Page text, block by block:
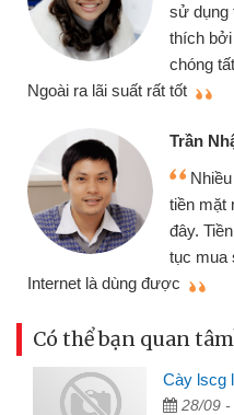
sử dụng
thích bởi
chóng
Ngoài ra lãi suất rất tốt
Trần
tiền mặt
đây.
tục mua
Internet là dùng được
Có thể bạn quan
Cày lscg
28/09